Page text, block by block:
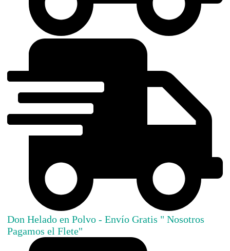
Don Helado en Polvo - Envío Gratis " Nosotros
Pagamos el Flete"